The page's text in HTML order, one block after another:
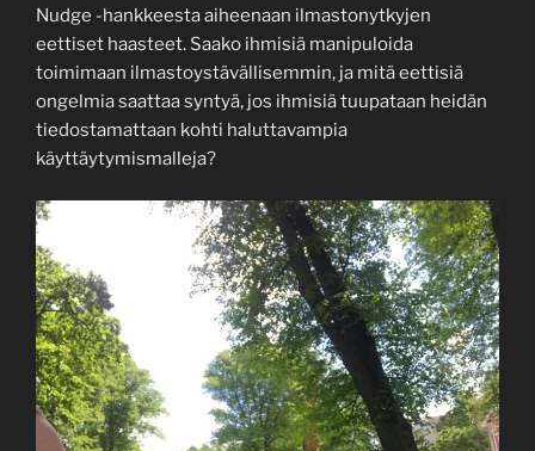
Nudge -hankkeesta aiheenaan ilmastonytkyjen
eettiset haasteet. Saako ihmisiä manipuloida
toimimaan ilmastoystävällisemmin, ja mitä eettisiä
ongelmia saattaa syntyä, jos ihmisiä tuupataan heidän
tiedostamattaan kohti haluttavampia
käyttäytymismalleja?